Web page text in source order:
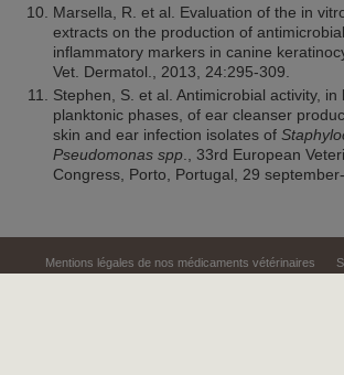
Marsella, R. et al. Evaluation of the in
extracts on the production of
inflammatory markers in canine
Vet. Dermatol., 2013, 24:295-309.
Stephen, S. et al. Antimicrobial activity, in
planktonic phases, of ear cleanser
skin and ear infection isolates of
Pseudomonas spp., 33rd European
Congress, Porto, Portugal, 29
Mentions légales de nos médicaments vétérinaires